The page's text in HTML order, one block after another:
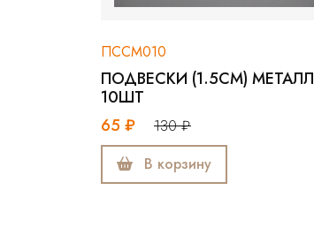
ПССМ010
ПОДВЕСКИ (1.5СМ) МЕТАЛЛ
10ШТ
65 ₽
130 ₽
В корзину